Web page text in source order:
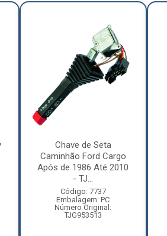
Chave de Seta
Caminhão Ford Cargo
Após de 1986 Até 2010
- TJ...
Código: 7737
Embalagem: PC
Número Original:
TJG953513